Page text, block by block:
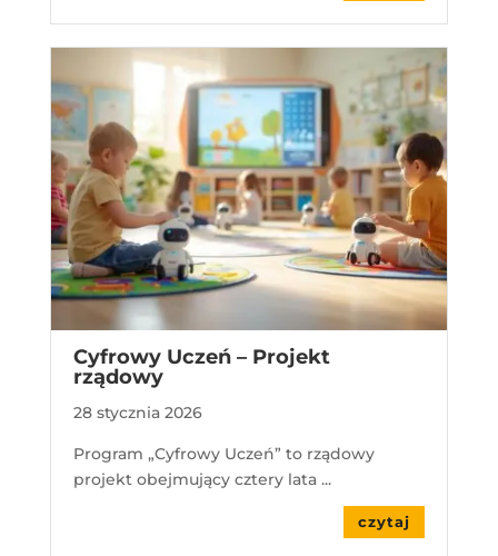
Cyfrowy Uczeń – Projekt
rządowy
28 stycznia 2026
Program „Cyfrowy Uczeń” to rządowy
projekt obejmujący cztery lata ...
czytaj